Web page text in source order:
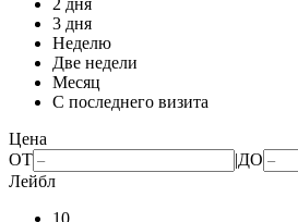
2 дня
3 дня
Неделю
Две недели
Месяц
С последнего визита
Цена
ОТ
|ДО
Лейбл